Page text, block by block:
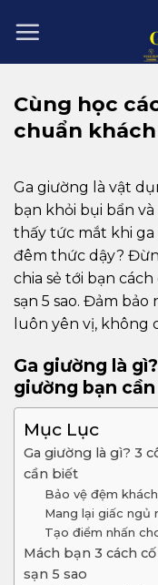
Cùng học
chuẩn khách
Ga giường là vật
bạn khỏi bụi bẩn
thấy tức mắt khi
đêm thức dậy?
chia sẻ tới bạn
sạn 5 sao. Đảm
luôn yên vị, không
Ga giường là
giường bạn
Mục Lục
Ga giường là gì? 3
cần biết
Bảo vệ đệm
Mang lại giấc ngủ
Tạo điểm nhấn
Mách bạn 3 cách
sạn 5 sao